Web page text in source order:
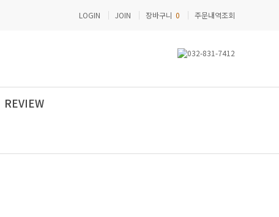
주문내역조회
장바구니 0
JOIN
LOGIN
REVIEW